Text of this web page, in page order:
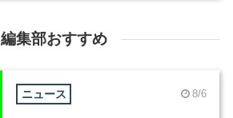
編集部おすすめ
ニュース 8/6